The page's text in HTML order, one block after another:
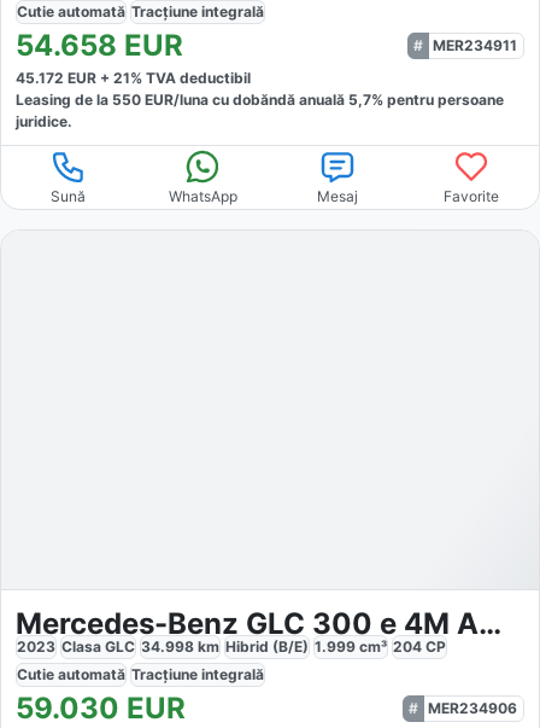
Cutie automată Tracțiune integrală
54.658 EUR
MER234911
45.172 EUR + 21% TVA deductibil
Leasing de la 550 EUR/luna cu dobăndă anuală 5,7% pentru persoane
juridice.
Sună WhatsApp Mesaj Favorite
Mercedes-Benz GLC 300 e 4M AMG
2023 Clasa GLC 34.998 km Hibrid (B/E) 1.999 cm³ 204 CP
Cutie automată Tracțiune integrală
59.030 EUR
MER234906